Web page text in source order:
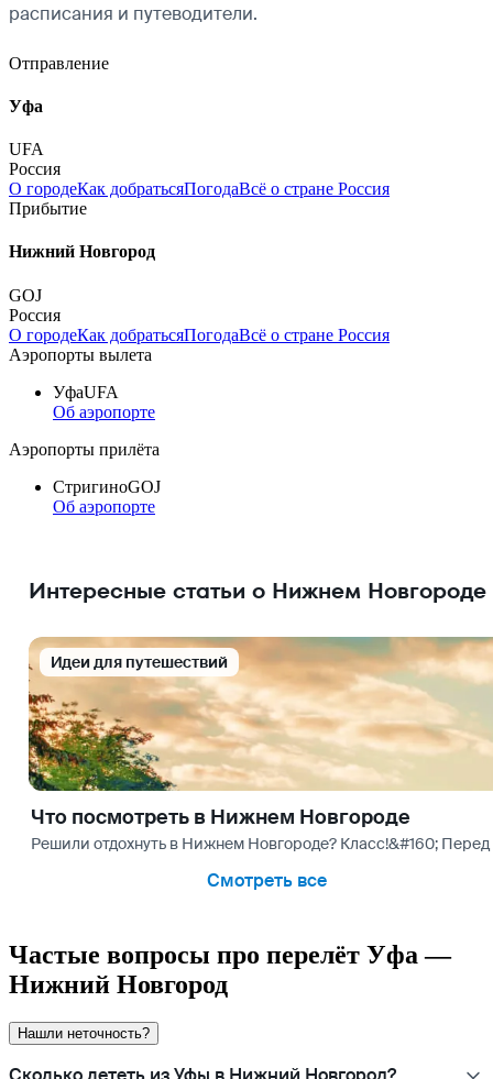
расписания и путеводители.
Отправление
Уфа
UFA
Россия
О городеКак добратьсяПогодаВсё о стране Россия
Прибытие
Нижний Новгород
GOJ
Россия
О городеКак добратьсяПогодаВсё о стране Россия
Аэропорты вылета
УфаUFA
Об аэропорте
Аэропорты прилёта
СтригиноGOJ
Об аэропорте
Интересные статьи о Нижнем Новгороде
Идеи для путешествий
Что посмотреть в Нижнем Новгороде
Решили отдохнуть в Нижнем Новгороде? Класс!&#160;
Смотреть все
Частые вопросы про перелёт Уфа —
Нижний Новгород
Нашли неточность?